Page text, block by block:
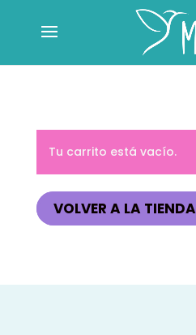
Tu carrito está vacío.
VOLVER A LA TIENDA